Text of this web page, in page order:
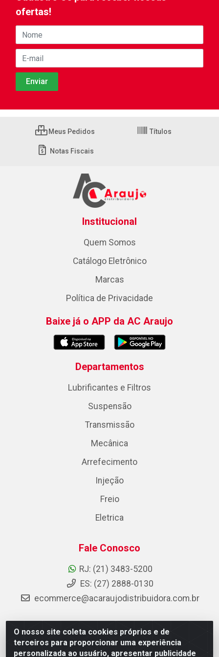
O nosso site coleta cookies próprios e de
terceiros para proporcionar uma experiência
personalizada ao usuário, apresentar publicidade
ofertas!
Meus Pedidos Títulos
Notas Fiscais
Institucional
Quem Somos
Catálogo Eletrônico
Marcas
Política de Privacidade
Baixe já o APP da AC Araujo
Departamentos
Lubrificantes e Filtros
Suspensão
Transmissão
Mecânica
Arrefecimento
Injeção
Freio
Eletrica
Fale Conosco
RJ: (21) 3483-5200
ES: (27) 2888-0130
ecommerce@acaraujodistribuidora.com.br
AC Araujo Distribuidora - Rua Carneiro de Campos, 42 -
São Cristóvão, Rio de Janeiro/RJ - CEP 20.920-410 -